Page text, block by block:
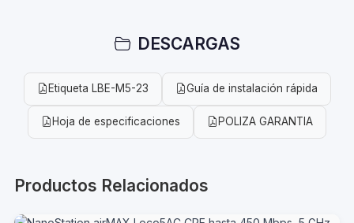
DESCARGAS
Etiqueta LBE-M5-23 Guía de instalación rápida
Hoja de especificaciones POLIZA GARANTIA
Productos Relacionados